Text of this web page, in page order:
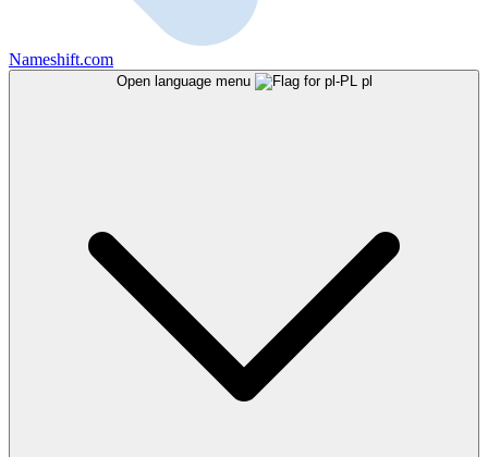
Nameshift.com
Open language menu pl